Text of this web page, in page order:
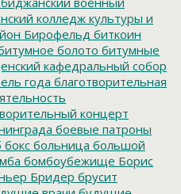
колледж культуры и
Бирофельд биткоин
болото битумные
кафедральный собор
года благотворительная
концерт
боевые патроны
бокс больница большой
бомбоубежище Борис
Бридер брусит